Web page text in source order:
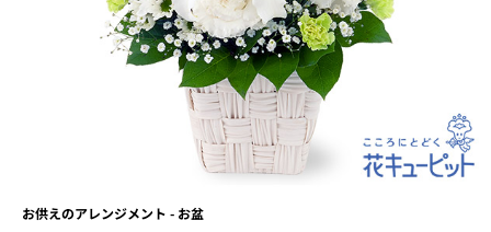
お供えのアレンジメント - お盆